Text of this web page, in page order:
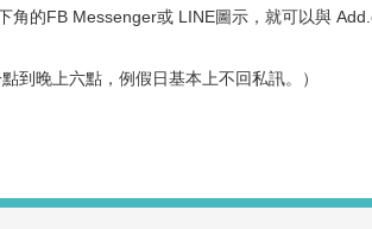
角的FB Messenger或 LINE圖示，就可以與
到晚上六點，例假日基本上不回私訊。）